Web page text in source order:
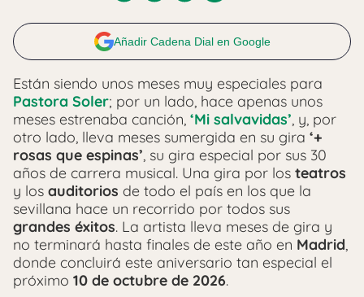
Añadir Cadena Dial en Google
Están siendo unos meses muy especiales para
Pastora Soler; por un lado, hace apenas unos
meses estrenaba canción, ‘Mi salvavidas’, y, por
otro lado, lleva meses sumergida en su gira ‘+
rosas que espinas’, su gira especial por sus 30
años de carrera musical. Una gira por los teatros
y los auditorios de todo el país en los que la
sevillana hace un recorrido por todos sus
grandes éxitos. La artista lleva meses de gira y
no terminará hasta finales de este año en Madrid,
donde concluirá este aniversario tan especial el
próximo 10 de octubre de 2026.